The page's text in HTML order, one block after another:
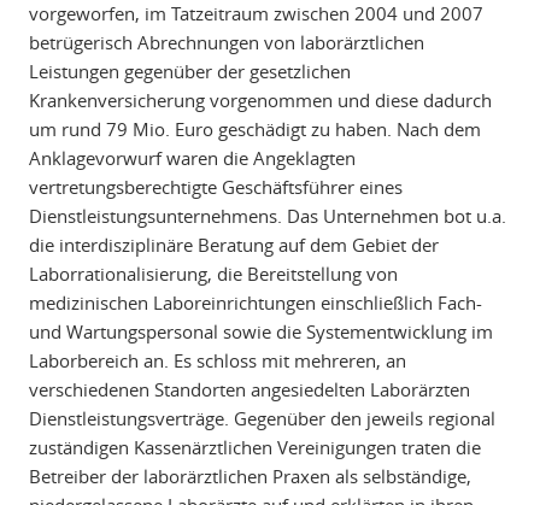
vorgeworfen, im Tatzeitraum zwischen 2004 und 2007
betrügerisch Abrechnungen von laborärztlichen
Leistungen gegenüber der gesetzlichen
Krankenversicherung vorgenommen und diese dadurch
um rund 79 Mio. Euro geschädigt zu haben. Nach dem
Anklagevorwurf waren die Angeklagten
vertretungsberechtigte Geschäftsführer eines
Dienstleistungsunternehmens. Das Unternehmen bot u.a.
die interdisziplinäre Beratung auf dem Gebiet der
Laborrationalisierung, die Bereitstellung von
medizinischen Laboreinrichtungen einschließlich Fach-
und Wartungspersonal sowie die Systementwicklung im
Laborbereich an. Es schloss mit mehreren, an
verschiedenen Standorten angesiedelten Laborärzten
Dienstleistungsverträge. Gegenüber den jeweils regional
zuständigen Kassenärztlichen Vereinigungen traten die
Betreiber der laborärztlichen Praxen als selbständige,